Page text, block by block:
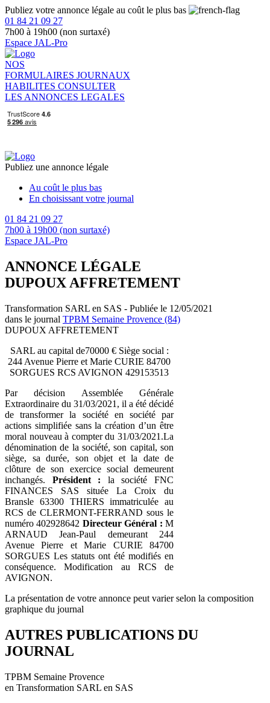
Publiez votre annonce légale au coût le plus bas
01 84 21 09 27
7h00 à 19h00 (non surtaxé)
Espace JAL-Pro
NOS
FORMULAIRES JOURNAUX
HABILITES CONSULTER
LES ANNONCES LEGALES
Publiez une annonce légale
Au coût le plus bas
En choisissant votre journal
01 84 21 09 27
7h00 à 19h00 (non surtaxé)
Espace JAL-Pro
ANNONCE LÉGALE
DUPOUX AFFRETEMENT
Transformation SARL en SAS - Publiée le 12/05/2021
dans le journal TPBM Semaine Provence (84)
DUPOUX AFFRETEMENT
SARL au capital de70000 € Siège social :
244 Avenue Pierre et Marie CURIE 84700
SORGUES RCS AVIGNON 429153513
Par décision Assemblée Générale
Extraordinaire du 31/03/2021, il a été décidé
de transformer la société en société par
actions simplifiée sans la création d’un être
moral nouveau à compter du 31/03/2021.La
dénomination de la société, son capital, son
siège, sa durée, son objet et la date de
clôture de son exercice social demeurent
inchangés. Président : la société FNC
FINANCES SAS située La Croix du
Bransle 63300 THIERS immatriculée au
RCS de CLERMONT-FERRAND sous le
numéro 402928642 Directeur Général : M
ARNAUD Jean-Paul demeurant 244
Avenue Pierre et Marie CURIE 84700
SORGUES Les statuts ont été modifiés en
conséquence. Modification au RCS de
AVIGNON.
La présentation de votre annonce peut varier selon la composition
graphique du journal
AUTRES PUBLICATIONS DU
JOURNAL
TPBM Semaine Provence
en Transformation SARL en SAS